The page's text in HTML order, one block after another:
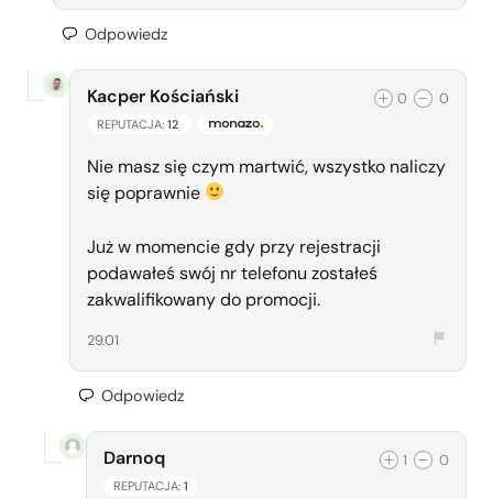
Odpowiedz
Kacper Kościański
REPUTACJA: 12 ZESPÓŁ MONAZO
0 0
Nie masz się czym martwić, wszystko naliczy
się poprawnie
Już w momencie gdy przy rejestracji
podawałeś swój nr telefonu zostałeś
zakwalifikowany do promocji.
29.01
Odpowiedz
Darnoq
REPUTACJA: 1
1 0